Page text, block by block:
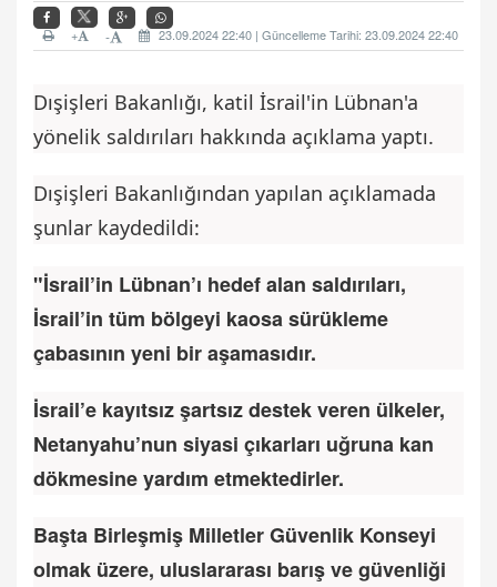
23.09.2024 22:40 | Güncelleme Tarihi: 23.09.2024 22:40
-
+
Dışişleri Bakanlığı, katil İsrail'in Lübnan'a
yönelik saldırıları hakkında açıklama yaptı.
Dışişleri Bakanlığından yapılan açıklamada
şunlar kaydedildi:
"İsrail’in Lübnan’ı hedef alan saldırıları,
İsrail’in tüm bölgeyi kaosa sürükleme
çabasının yeni bir aşamasıdır.
İsrail’e kayıtsız şartsız destek veren ülkeler,
Netanyahu’nun siyasi çıkarları uğruna kan
dökmesine yardım etmektedirler.
Başta Birleşmiş Milletler Güvenlik Konseyi
olmak üzere, uluslararası barış ve güvenliği